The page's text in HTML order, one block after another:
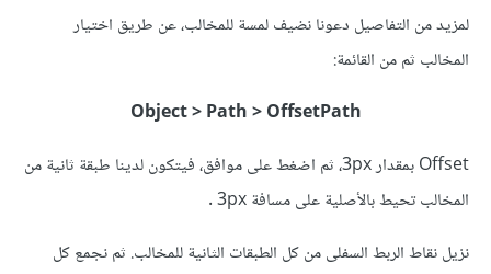
لمزيد من التفاصيل دعونا نضيف لمسة للمخالب، عن طريق اختيار
المخالب ثم من القائمة:
Object > Path > OffsetPath
Offset بمقدار 3px، ثم اضغط على موافق، فيتكون لدينا طبقة ثانية من
المخالب تحيط بالأصلية على مسافة 3px .
نزيل نقاط الربط السفلى من كل الطبقات الثانية للمخالب. ثم نجمع كل